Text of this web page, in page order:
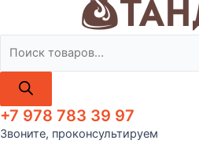
товаров
+7 978 783 39 97
Звоните, проконсультируем